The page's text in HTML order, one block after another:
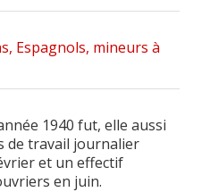
Espagnols, mineurs à
1940 fut, elle aussi
de travail journalier
et un effectif
en juin.